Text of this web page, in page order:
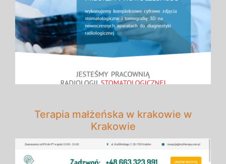
Terapia małżeńska w krakowie w
Krakowie